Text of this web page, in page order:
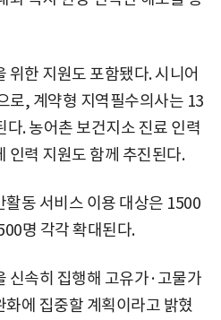
위한 지원도 포함됐다. 시니어
로, 계약형 지역필수의사는 13
. 농어촌 보건지소 진료 인력
인력 지원도 함께 추진된다.
동 서비스 이용 대상은 1500
명 각각 확대된다.
신속히 집행해 고유가·고물가
에 집중할 계획이라고 밝혔